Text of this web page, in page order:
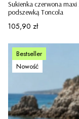
Sukienka czerwona
podszewką Toncola
Cena
105,90 zł
Bestseller
Nowość